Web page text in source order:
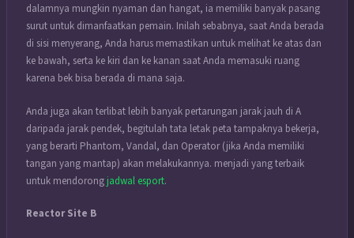
dalamnya mungkin nyaman dan hangat, ia memiliki banyak pasang
surut untuk dimanfaatkan pemain. Inilah sebabnya, saat Anda berada
di sisi menyerang, Anda harus memastikan untuk melihat ke atas dan
ke bawah, serta ke kiri dan ke kanan saat Anda memasuki ruang
karena bek bisa berada di mana saja.
Anda juga akan terlibat lebih banyak pertarungan jarak jauh di A
daripada jarak pendek, begitulah tata letak peta tampaknya bekerja,
yang berarti Phantom, Vandal, dan Operator (jika Anda memiliki
tangan yang mantap) akan melakukannya. menjadi yang terbaik
untuk mendorongjadwal esport.
Reactor Site B